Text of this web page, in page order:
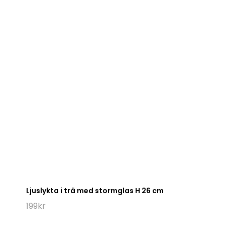
Ljuslykta i trä med stormglas H 26 cm
199kr